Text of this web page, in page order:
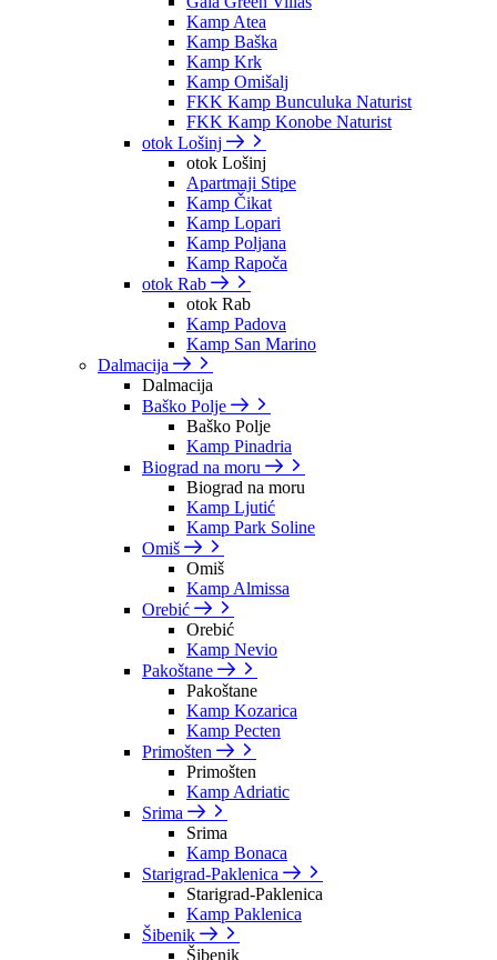
Kamp Atea
Kamp Baška
Kamp Krk
Kamp Omišalj
FKK Kamp Bunculuka Naturist
FKK Kamp Konobe Naturist
otok Lošinj
otok Lošinj
Apartmaji Stipe
Kamp Čikat
Kamp Lopari
Kamp Poljana
Kamp Rapoča
otok Rab
otok Rab
Kamp Padova
Kamp San Marino
Dalmacija
Dalmacija
Baško Polje
Baško Polje
Kamp Pinadria
Biograd na moru
Biograd na moru
Kamp Ljutić
Kamp Park Soline
Omiš
Omiš
Kamp Almissa
Orebić
Orebić
Kamp Nevio
Pakoštane
Pakoštane
Kamp Kozarica
Kamp Pecten
Primošten
Primošten
Kamp Adriatic
Srima
Srima
Kamp Bonaca
Starigrad-Paklenica
Starigrad-Paklenica
Kamp Paklenica
Šibenik
Šibenik